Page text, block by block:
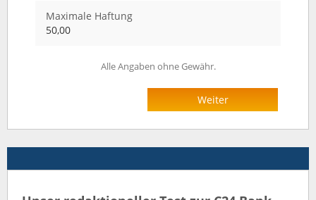
Maximale Haftung
50,00
Alle Angaben ohne Gewähr.
Weiter